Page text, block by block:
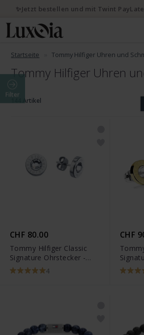
Startseite Tommy Hilfiger Uhren und
Tommy Hilfiger Uhren
Filter
144 Artikel
CHF 80.00
Tommy Hilfiger Classic
Signature Ohrstecker -
2700259
4
CHF
✨Jetzt bestellen und mit Twint